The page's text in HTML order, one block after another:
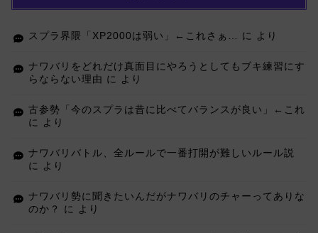
スプラ界隈「XP2000は弱い」←これさぁ… に より
ナワバリをどれだけ真面目にやろうとしてもブキ練習にす
らならない理由 に より
古参勢「今のスプラは昔に比べてバランスが良い」←これ
に
より
ナワバリバトル、全ルールで一番打開が難しいルール説
に
より
ナワバリ勢に聞きたいんだがナワバリのチャーってありな
のか？
に より